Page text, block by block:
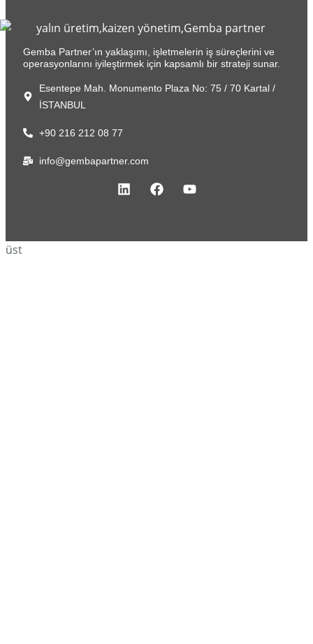
Gemba Partner’ın yaklaşımı, işletmelerin iş süreçlerini ve
operasyonlarını iyileştirmek için kapsamlı bir strateji sunar.
Esentepe Mah. Monumento Plaza No: 75 / 70 Kartal /
İSTANBUL
+90 216 212 08 77
info@gembapartner.com
üst